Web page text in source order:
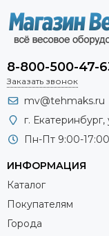
8-800-500-47-
Заказать звонок
mv@tehmaks.ru
г.
Пн-Пт 9:00-
ИНФОРМАЦИЯ
Каталог
Покупателям
Города